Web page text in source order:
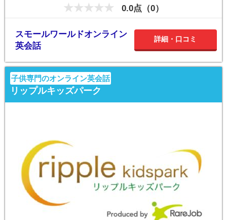
0.0点（0）
スモールワールドオンライン
英会話
詳細・口コミ
子供専門のオンライン英会話
リップルキッズパーク